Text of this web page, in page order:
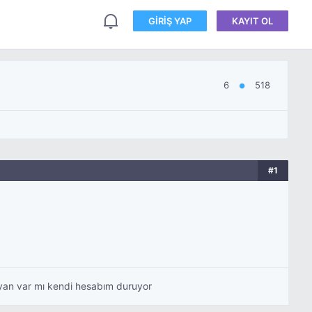
GIRIŞ YAP KAYIT OL
6 ● 518
#1
var mı kendi hesabım duruyor